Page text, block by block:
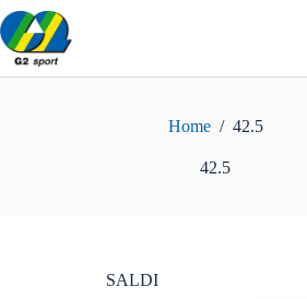
Salta
al
contenuto
Home / 42.5
42.5
SALDI